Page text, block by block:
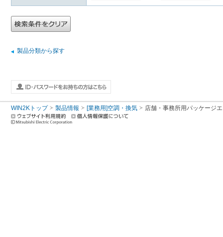
製品分類から探す
WIN2Kトップ 製品情報 [業務用]空調・換気 店舗・事務所用パッケージ